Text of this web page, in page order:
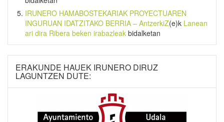
IRUNERO HAMABOSTEKARIAK PROYECTUAREN
INGURUAN IDATZITAKO BERRIA – AntzerkiZ(e)k Lanean
ari dira Ribera beken irabazleak bidalketan
ERAKUNDE HAUEK IRUNERO DIRUZ
LAGUNTZEN DUTE: